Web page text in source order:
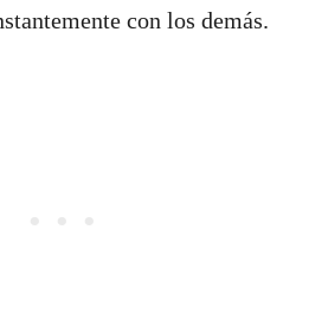
con los demás.